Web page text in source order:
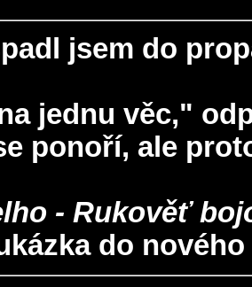
jsem do
jednu věc,"
ponoří, ale
- Rukověť
do